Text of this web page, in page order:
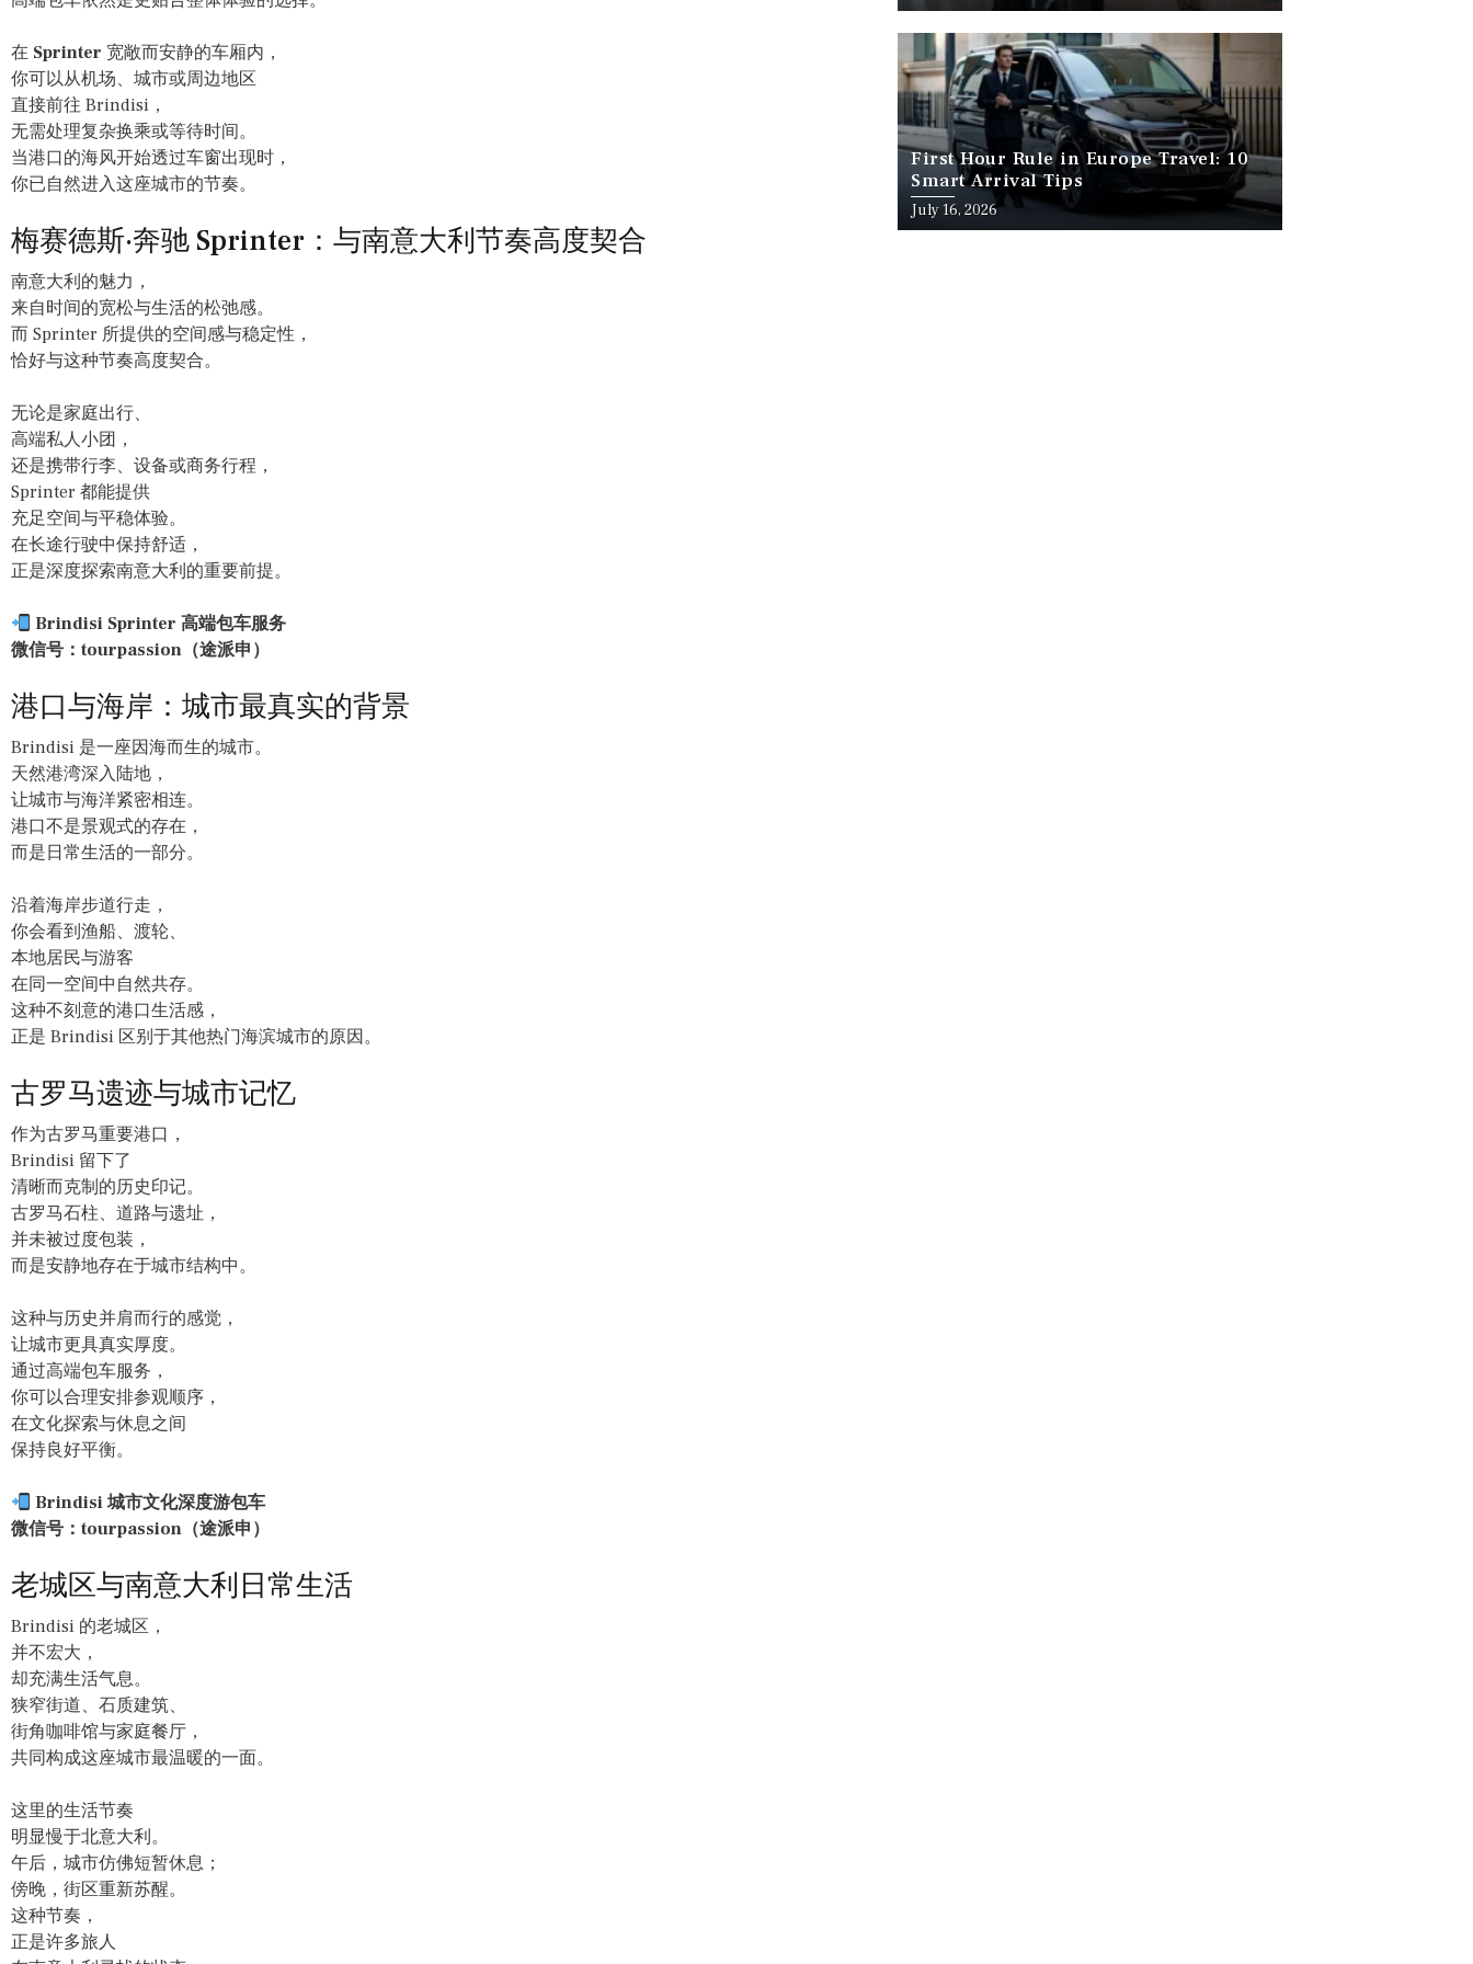
在 Sprinter 宽敞而安静的车厢内，
你可以从机场、城市或周边地区
直接前往 Brindisi，
无需处理复杂换乘或等待时间。
当港口的海风开始透过车窗出现时，
你已自然进入这座城市的节奏。
梅赛德斯·奔驰 Sprinter：与南意大利节奏高度契合
南意大利的魅力，
来自时间的宽松与生活的松弛感。
而 Sprinter 所提供的空间感与稳定性，
恰好与这种节奏高度契合。
无论是家庭出行、
高端私人小团，
还是携带行李、设备或商务行程，
Sprinter 都能提供
充足空间与平稳体验。
在长途行驶中保持舒适，
正是深度探索南意大利的重要前提。
Brindisi Sprinter 高端包车服务
微信号：tourpassion（途派申）
港口与海岸：城市最真实的背景
Brindisi 是一座因海而生的城市。
天然港湾深入陆地，
让城市与海洋紧密相连。
港口不是景观式的存在，
而是日常生活的一部分。
沿着海岸步道行走，
你会看到渔船、渡轮、
本地居民与游客
在同一空间中自然共存。
这种不刻意的港口生活感，
正是 Brindisi 区别于其他热门海滨城市的原因。
古罗马遗迹与城市记忆
作为古罗马重要港口，
Brindisi 留下了
清晰而克制的历史印记。
古罗马石柱、道路与遗址，
并未被过度包装，
而是安静地存在于城市结构中。
这种与历史并肩而行的感觉，
让城市更具真实厚度。
通过高端包车服务，
你可以合理安排参观顺序，
在文化探索与休息之间
保持良好平衡。
Brindisi 城市文化深度游包车
微信号：tourpassion（途派申）
老城区与南意大利日常生活
Brindisi 的老城区，
并不宏大，
却充满生活气息。
狭窄街道、石质建筑、
街角咖啡馆与家庭餐厅，
共同构成这座城市最温暖的一面。
这里的生活节奏
明显慢于北意大利。
午后，城市仿佛短暂休息；
傍晚，街区重新苏醒。
这种节奏，
正是许多旅人
First Hour Rule in Europe Travel: 10
Smart Arrival Tips
July 16, 2026